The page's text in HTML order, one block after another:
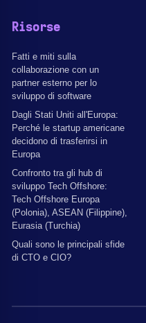
Risorse
Fatti e miti sulla
collaborazione con un
partner esterno per lo
sviluppo di software
Dagli Stati Uniti all'Europa:
Perché le startup americane
decidono di trasferirsi in
Europa
Confronto tra gli hub di
sviluppo Tech Offshore:
Tech Offshore Europa
(Polonia), ASEAN (Filippine),
Eurasia (Turchia)
Quali sono le principali sfide
di CTO e CIO?